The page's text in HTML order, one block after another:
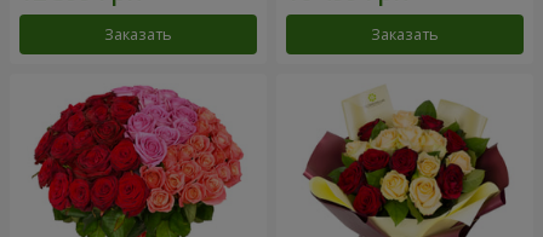
Заказать Заказать